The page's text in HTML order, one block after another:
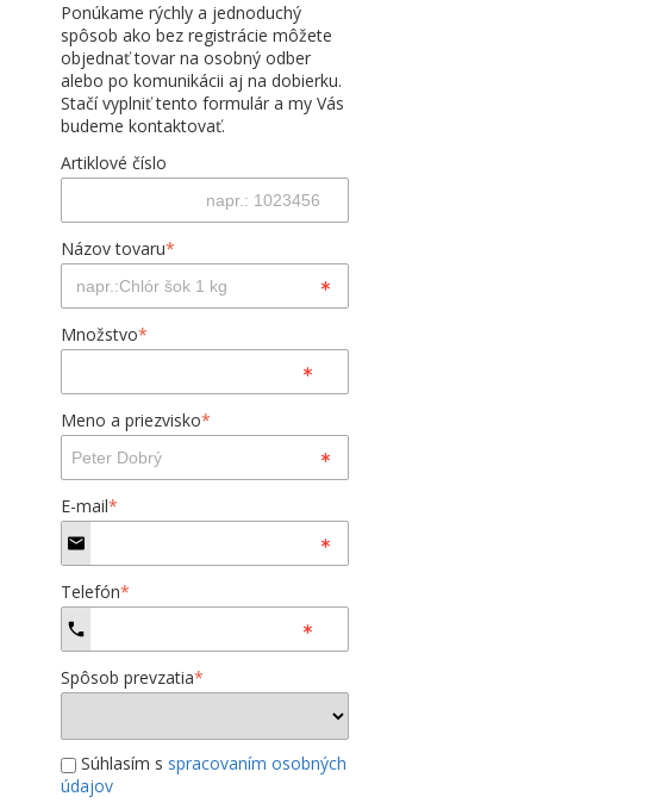
Ponúkame rýchly a jednoduchý
spôsob ako bez registrácie môžete
objednať tovar na osobný odber
alebo po komunikácii aj na dobierku.
Stačí vyplniť tento formulár a my Vás
budeme kontaktovať.
Artiklové číslo
Názov tovaru*
Množstvo*
Meno a priezvisko*
E-mail*
Telefón*
Spôsob prevzatia*
Súhlasím s spracovaním osobných
údajov